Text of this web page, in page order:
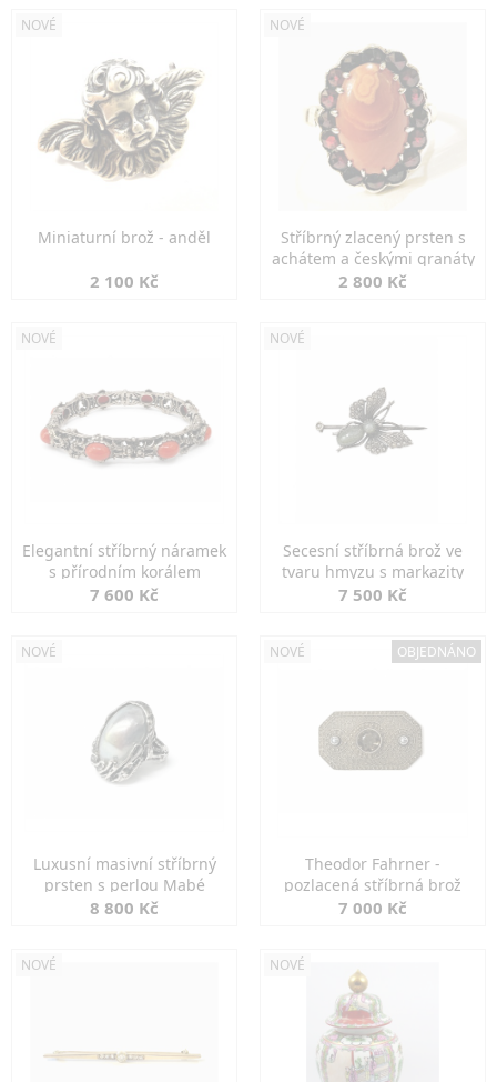
NOVÉ
Miniaturní brož - anděl
2 100 Kč
NOVÉ
Stříbrný zlacený prsten s
achátem a českými granáty
2 800 Kč
NOVÉ
Elegantní stříbrný náramek
s přírodním korálem
7 600 Kč
NOVÉ
Secesní stříbrná brož ve
tvaru hmyzu s markazity
7 500 Kč
NOVÉ
Luxusní masivní stříbrný
prsten s perlou Mabé
8 800 Kč
NOVÉ OBJEDNÁNO
Theodor Fahrner -
pozlacená stříbrná brož
7 000 Kč
NOVÉ NOVÉ